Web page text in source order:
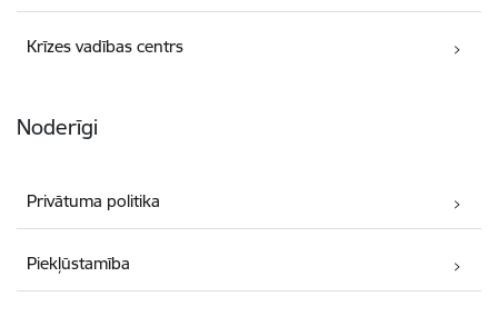
Krīzes vadības centrs
Noderīgi
Privātuma politika
Piekļūstamība